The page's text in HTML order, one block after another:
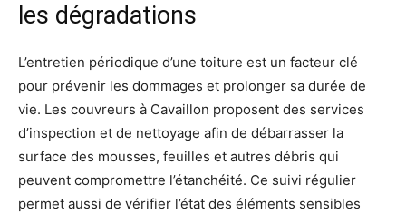
les dégradations
L’entretien périodique d’une toiture est un facteur clé
pour prévenir les dommages et prolonger sa durée de
vie. Les couvreurs à Cavaillon proposent des services
d’inspection et de nettoyage afin de débarrasser la
surface des mousses, feuilles et autres débris qui
peuvent compromettre l’étanchéité. Ce suivi régulier
permet aussi de vérifier l’état des éléments sensibles